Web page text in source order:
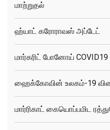
மாற்றுதல்
ஹ்யாட் கரோராவஸ் அப்டேட்
மார்கரிட் போனோய் COVID19
ஹைக்கோவின் உலகம்-19
மார்ரிகாட் கையொப்பமிட